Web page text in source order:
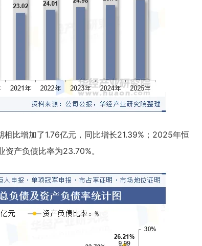
比增加了1.76亿元，同比增长21.39%；2025年恒
产负债比率为23.70%。